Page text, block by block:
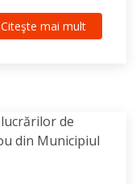
Citeşte mai mult